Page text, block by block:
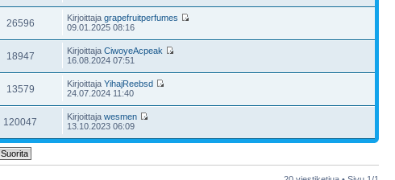
26596 Kirjoittajagrapefruitperfumes
09.01.2025 08:16
18947 KirjoittajaCiwoyeAcpeak
16.08.2024 07:51
13579 KirjoittajaYihajReebsd
24.07.2024 11:40
120047 Kirjoittajawesmen
13.10.2023 06:09